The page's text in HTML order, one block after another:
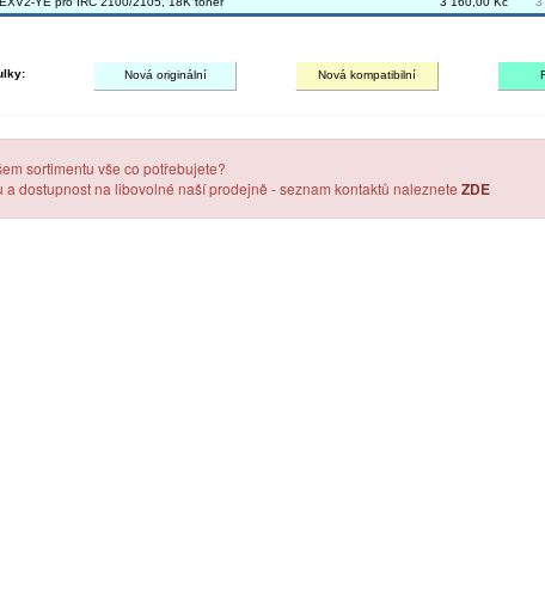
Nová originální Nová kompatibilní
sortimentu vše co potřebujete?
a dostupnost na libovolné naší prodejně - seznam kontaktů naleznete ZDE